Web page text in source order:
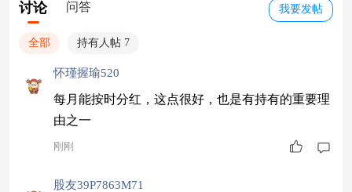
我要发帖
讨论 问答
全部 持有人帖 7
怀瑾握瑜520
每月能按时分红，这点很好，也是有持有的重要理
由之一
刚刚
股友39P7863M71